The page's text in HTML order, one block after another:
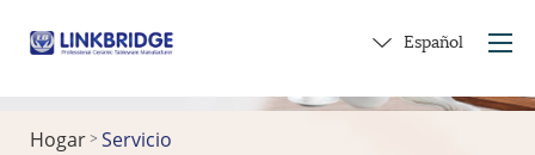
Español
Hogar > Servicio